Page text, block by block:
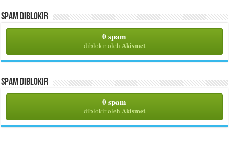
Spam Diblokir
0 spam
diblokir oleh Akismet
Spam Diblokir
0 spam
diblokir oleh Akismet